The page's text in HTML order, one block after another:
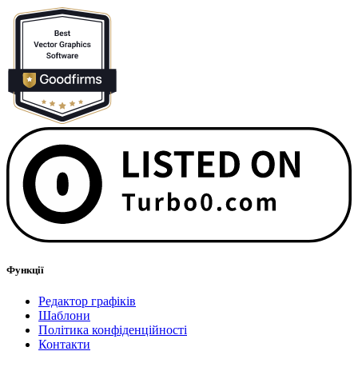
Функції
Редактор графіків
Шаблони
Політика конфіденційності
Контакти